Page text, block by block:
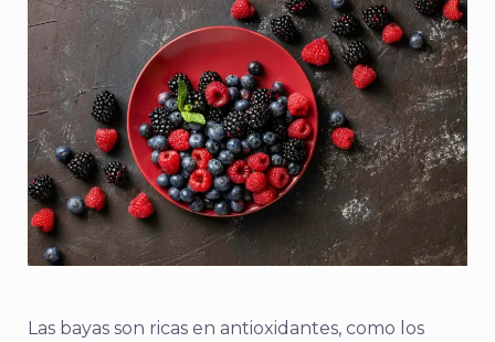
Las bayas son ricas en antioxidantes, como los